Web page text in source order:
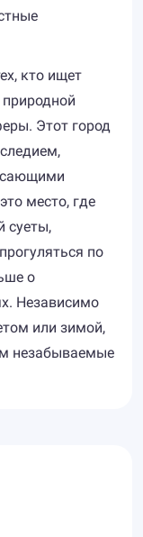
кто ищет
природной
Этот город
место, где
суеты,
по
о
Независимо
или зимой,
незабываемые